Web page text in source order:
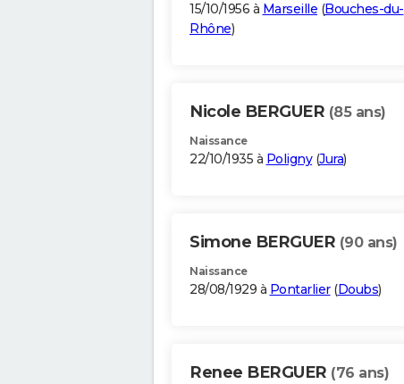
15/10/1956 à Marseille (Bouches-du-
Rhône)
Nicole BERGUER (85 ans)
Naissance
22/10/1935 à Poligny(Jura)
Simone BERGUER (90 ans)
Naissance
28/08/1929 à Pontarlier(Doubs)
Renee BERGUER (76 ans)